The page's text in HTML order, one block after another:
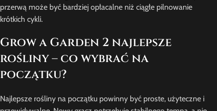
przerwą może być bardziej opłacalne niż ciągłe pilnowanie
krótkich cykli.
Grow a Garden 2 najlepsze
rośliny – co wybrać na
początku?
Najlepsze rośliny na początku powinny być proste, użyteczne i